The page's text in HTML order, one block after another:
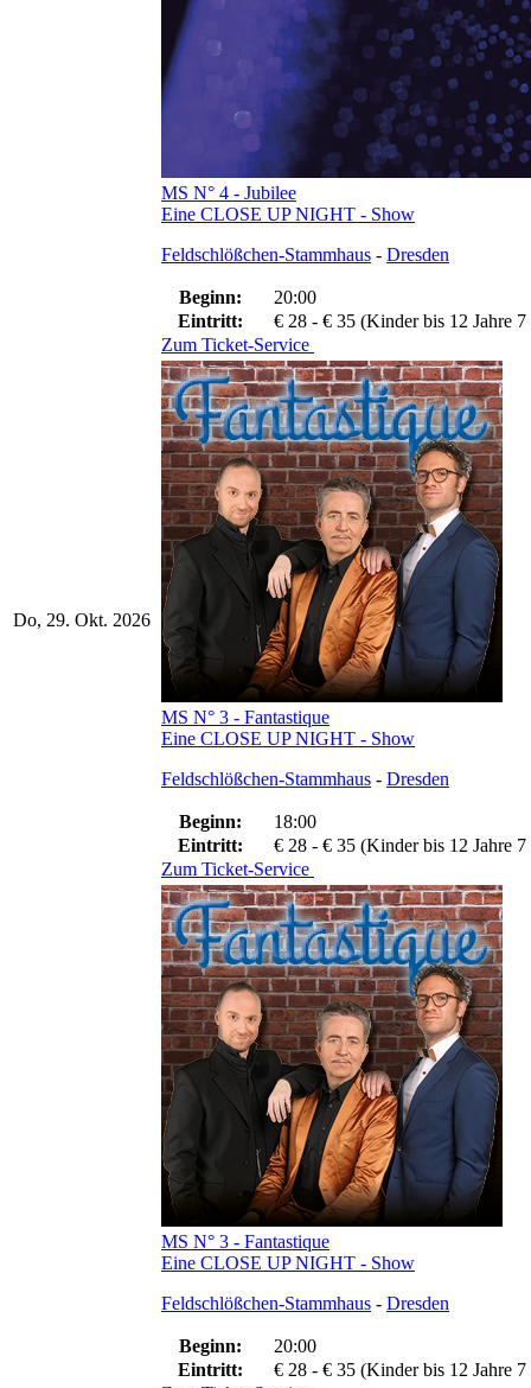
MS N° 4 - Jubilee
Eine CLOSE UP NIGHT - Show
Feldschlößchen-Stammhaus - Dresden
Beginn:
20:00
Eintritt:
€ 28 - € 35 (Kinder bis 12 Jahre 7
Zum Ticket-Service
Do, 29. Okt. 2026
MS N° 3 - Fantastique
Eine CLOSE UP NIGHT - Show
Feldschlößchen-Stammhaus - Dresden
Beginn:
18:00
Eintritt:
€ 28 - € 35 (Kinder bis 12 Jahre 7
Zum Ticket-Service
MS N° 3 - Fantastique
Eine CLOSE UP NIGHT - Show
Feldschlößchen-Stammhaus - Dresden
Beginn:
20:00
Eintritt:
€ 28 - € 35 (Kinder bis 12 Jahre 7